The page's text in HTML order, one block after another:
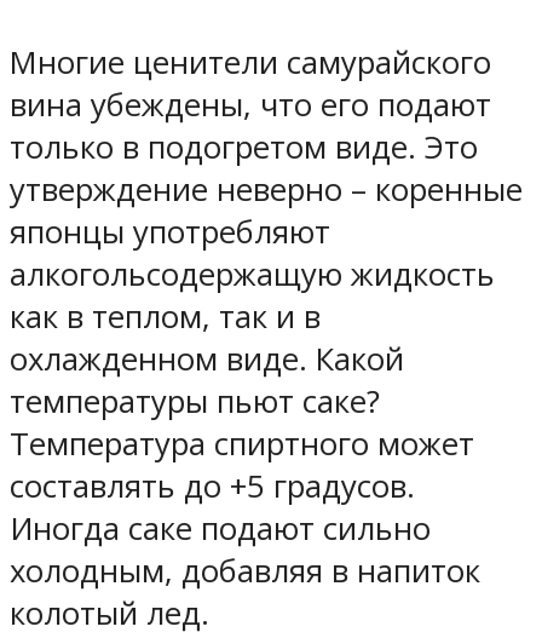
Многие ценители самурайского
вина убеждены, что его подают
только в подогретом виде. Это
утверждение неверно – коренные
японцы употребляют
алкогольсодержащую жидкость
как в теплом, так и в
охлажденном виде. Какой
температуры пьют саке?
Температура спиртного может
составлять до +5 градусов.
Иногда саке подают сильно
холодным, добавляя в напиток
колотый лед.